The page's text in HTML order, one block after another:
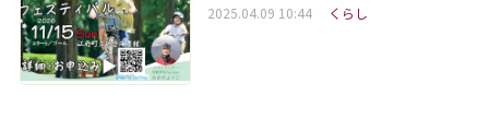
2025.04.09 10:44 くらし